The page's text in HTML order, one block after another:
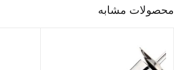
محصولات مشابه